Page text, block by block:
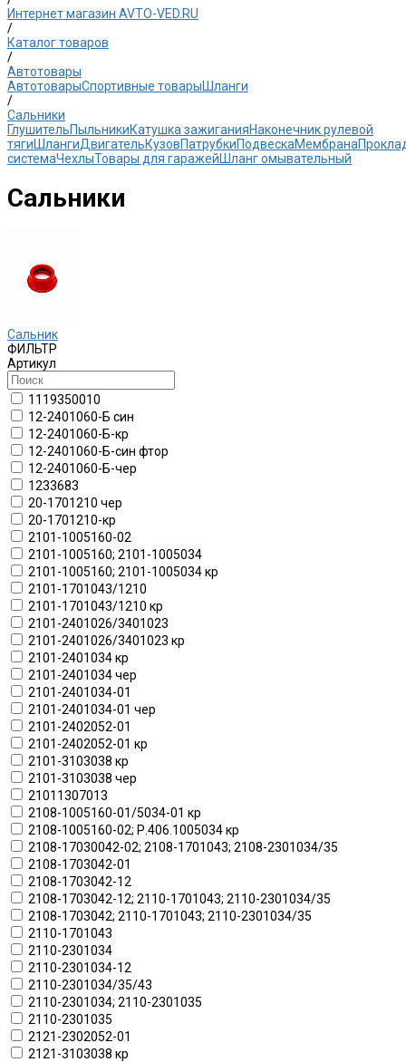
Интернет магазин AVTO-VED.RU
/
Каталог товаров
/
Автотовары
АвтотоварыСпортивные товарыШланги
/
Сальники
ГлушительПыльникиКатушка зажиганияНаконечник рулевой
тягиШлангиДвигательКузовПатрубкиПодвескаМембрана
системаЧехлыТовары для гаражейШланг омывательный
Сальники
Сальник
ФИЛЬТР
Артикул
1119350010
12-2401060-Б син
12-2401060-Б-кр
12-2401060-Б-син фтор
12-2401060-Б-чер
1233683
20-1701210 чер
20-1701210-кр
2101-1005160-02
2101-1005160; 2101-1005034
2101-1005160; 2101-1005034 кр
2101-1701043/1210
2101-1701043/1210 кр
2101-2401026/3401023
2101-2401026/3401023 кр
2101-2401034 кр
2101-2401034 чер
2101-2401034-01
2101-2401034-01 чер
2101-2402052-01
2101-2402052-01 кр
2101-3103038 кр
2101-3103038 чер
21011307013
2108-1005160-01/5034-01 кр
2108-1005160-02; Р.406.1005034 кр
2108-17030042-02; 2108-1701043; 2108-2301034/35
2108-1703042-01
2108-1703042-12
2108-1703042-12; 2110-1701043; 2110-2301034/35
2108-1703042; 2110-1701043; 2110-2301034/35
2110-1701043
2110-2301034
2110-2301034-12
2110-2301034/35/43
2110-2301034; 2110-2301035
2110-2301035
2121-2302052-01
2121-3103038 кр